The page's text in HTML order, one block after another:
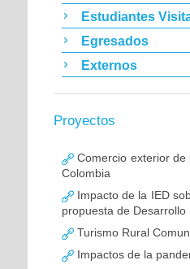
Estudiantes
Egresados
Externos
Proyectos
Comercio exterior
Colombia
Impacto de la IED
propuesta de Desarrollo
Turismo Rural
Impactos de la